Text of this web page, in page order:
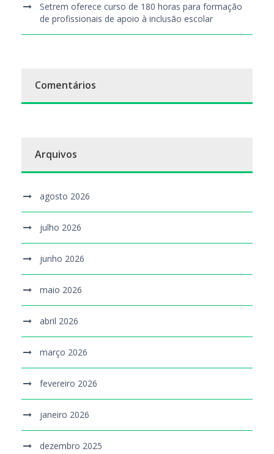
Setrem oferece curso de 180 horas para formação
de profissionais de apoio à inclusão escolar
Comentários
Arquivos
agosto 2026
julho 2026
junho 2026
maio 2026
abril 2026
março 2026
fevereiro 2026
janeiro 2026
dezembro 2025